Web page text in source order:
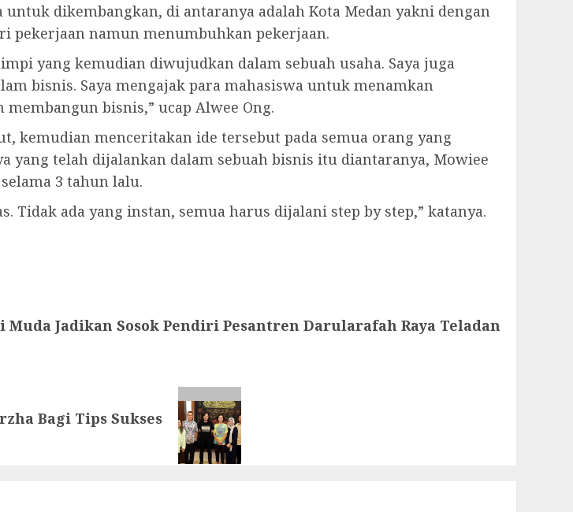
dikembangkan, di antaranya adalah Kota Medan yakni dengan
pekerjaan namun menumbuhkan pekerjaan.
yang kemudian diwujudkan dalam sebuah usaha. Saya juga
bisnis. Saya mengajak para mahasiswa untuk menamkan
bisnis,” ucap Alwee Ong.
kemudian menceritakan ide tersebut pada semua orang yang
yang telah dijalankan dalam sebuah bisnis itu diantaranya, Mowiee
3 tahun lalu.
Tidak ada yang instan, semua harus dijalani step by step,” katanya.
Muda Jadikan Sosok Pendiri Pesantren Darularafah Raya Teladan
Bagi Tips Sukses